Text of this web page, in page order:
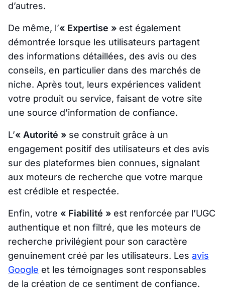
d’autres.
De même, l’« Expertise » est également
démontrée lorsque les utilisateurs partagent
des informations détaillées, des avis ou des
conseils, en particulier dans des marchés de
niche. Après tout, leurs expériences valident
votre produit ou service, faisant de votre site
une source d’information de confiance.
L’« Autorité » se construit grâce à un
engagement positif des utilisateurs et des avis
sur des plateformes bien connues, signalant
aux moteurs de recherche que votre marque
est crédible et respectée.
Enfin, votre « Fiabilité » est renforcée par l’UGC
authentique et non filtré, que les moteurs de
recherche privilégient pour son caractère
genuinement créé par les utilisateurs. Les avis
Google et les témoignages sont responsables
de la création de ce sentiment de confiance.